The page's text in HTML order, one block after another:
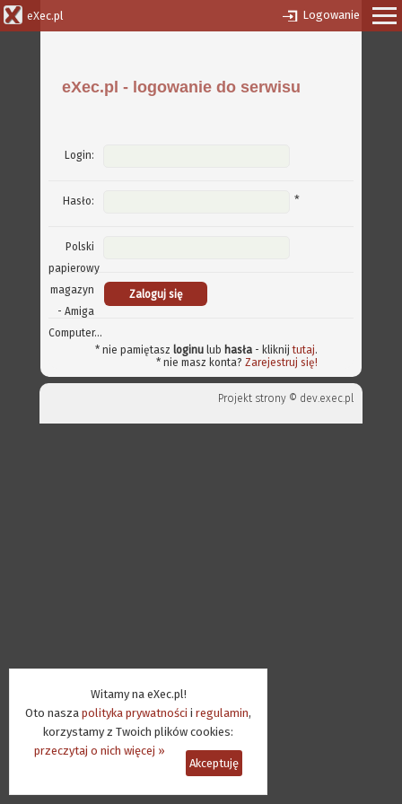
Witamy na eXec.pl!
Oto nasza polityka prywatności i regulamin,
korzystamy z Twoich plików cookies:
przeczytaj o nich więcej »
Akceptuję
eXec.pl Logowanie
eXec.pl - logowanie do serwisu
Login:
Hasło: *
Polski
papierowy
magazyn
- Amiga
Computer...
* nie pamiętasz loginu lub hasła - kliknijtutaj.
* nie masz konta? Zarejestruj się!
Projekt strony © dev.exec.pl